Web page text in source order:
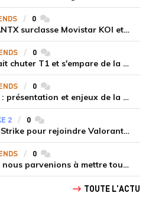
0commentaires
LEC Summer 2026 : GIANTX surclasse Movistar KOI et se fait une place sur le podium
0commentaires
Hanwha Life Esports fait chuter T1 et s'empare de la deuxième place du Legend Group
0commentaires
LEC Summer Split 2026 : présentation et enjeux de la troisième semaine de compétition
2 0commentaires
ASTRA quitte Counter-Strike pour rejoindre Valorant et la scène compétitive Game Changers
0commentaires
« Ce serait un succès si nous parvenions à mettre tous les joueurs à niveau pour espérer atteindre les playoffs », Nukeduck et Mithy après la victoire de Team Heretics
TOUTE L'ACTU